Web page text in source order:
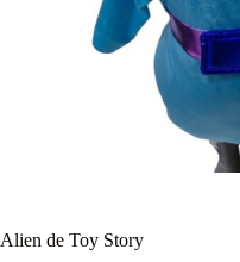
Alien de Toy Story